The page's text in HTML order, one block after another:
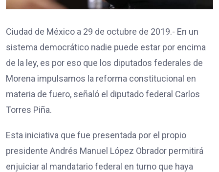
Ciudad de México a 29 de octubre de 2019.- En un
sistema democrático nadie puede estar por encima
de la ley, es por eso que los diputados federales de
Morena impulsamos la reforma constitucional en
materia de fuero, señaló el diputado federal Carlos
Torres Piña.
Esta iniciativa que fue presentada por el propio
presidente Andrés Manuel López Obrador permitirá
enjuiciar al mandatario federal en turno que haya